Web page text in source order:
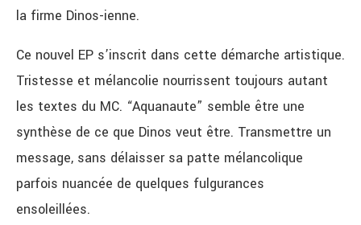
la firme Dinos-ienne.
Ce nouvel EP s’inscrit dans cette démarche artistique.
Tristesse et mélancolie nourrissent toujours autant
les textes du MC. “Aquanaute” semble être une
synthèse de ce que Dinos veut être. Transmettre un
message, sans délaisser sa patte mélancolique
parfois nuancée de quelques fulgurances
ensoleillées.